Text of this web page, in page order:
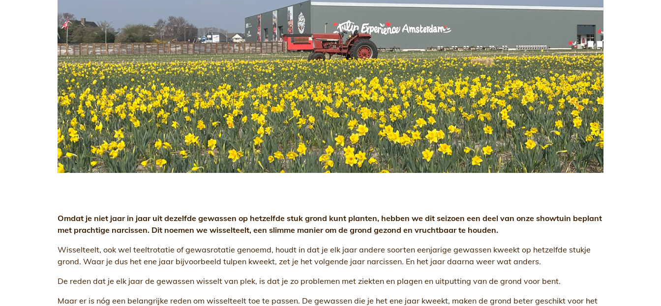
Omdat je niet jaar in jaar uit dezelfde gewassen op hetzelfde stuk grond kunt planten, hebben we dit seizoen een deel van onze showtuin beplant
met prachtige narcissen. Dit noemen we wisselteelt, een slimme manier om de grond gezond en vruchtbaar te houden.
Wisselteelt, ook wel teeltrotatie of gewasrotatie genoemd, houdt in dat je elk jaar andere soorten eenjarige gewassen kweekt op hetzelfde stukje
grond. Waar je dus het ene jaar bijvoorbeeld tulpen kweekt, zet je het volgende jaar narcissen. En het jaar daarna weer wat anders.
De reden dat je elk jaar de gewassen wisselt van plek, is dat je zo problemen met ziekten en plagen en uitputting van de grond voor bent.
Maar er is nóg een belangrijke reden om wisselteelt toe te passen. De gewassen die je het ene jaar kweekt, maken de grond beter geschikt voor het